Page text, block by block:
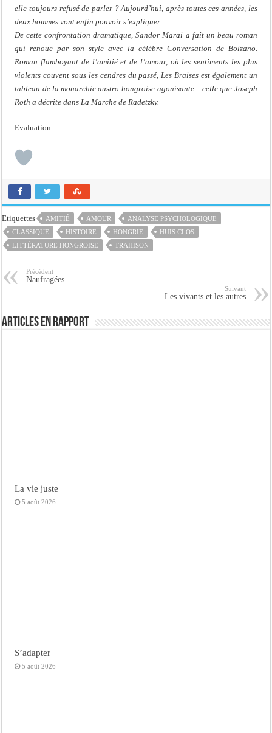
elle toujours refusé de parler ? Aujourd’hui, après toutes ces années, les
deux hommes vont enfin pouvoir s’expliquer.
De cette confrontation dramatique, Sandor Marai a fait un beau roman
qui renoue par son style avec la célèbre Conversation de Bolzano.
Roman flamboyant de l’amitié et de l’amour, où les sentiments les plus
violents couvent sous les cendres du passé, Les Braises est également un
tableau de la monarchie austro-hongroise agonisante – celle que Joseph
Roth a décrite dans La Marche de Radetzky.
Evaluation :
Etiquettes AMITIÉ AMOUR
ANALYSE PSYCHOLOGIQUE
CLASSIQUE
HISTOIRE HONGRIE
HUIS CLOS
LITTÉRATURE HONGROISE
TRAHISON
Précédent
Naufragées
Suivant
Les vivants et les autres
Articles en rapport
La vie juste
5 août 2026
S’adapter
5 août 2026